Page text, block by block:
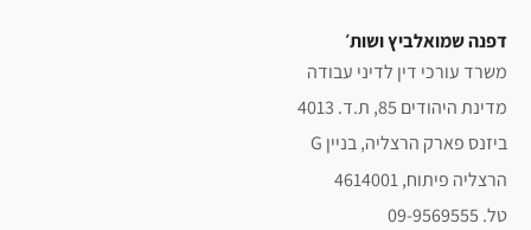
דפנה שמואלביץ ושות׳
משרד עורכי דין לדיני עבודה
מדינת היהודים 85, ת.ד. 4013
ביזנס פארק הרצליה, בניין G
הרצליה פיתוח, 4614001
טל. 09-9569555